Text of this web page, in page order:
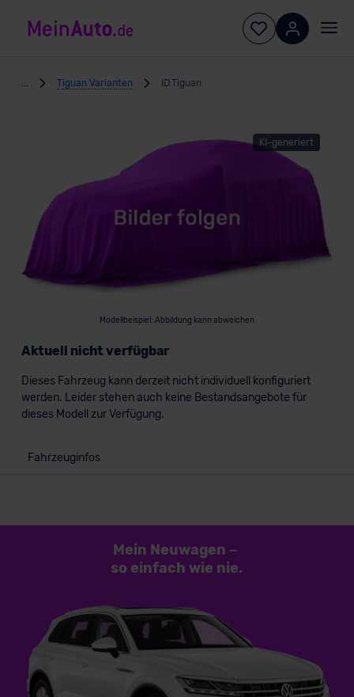
Tiguan Varianten ID.Tiguan
KI-generiert
Modellbeispiel: Abbildung kann abweichen
Aktuell nicht verfügbar
Dieses Fahrzeug kann derzeit nicht individuell konfiguriert
werden. Leider stehen auch keine Bestandsangebote für
dieses Modell zur Verfügung.
Fahrzeuginfos
Mein Neuwagen –
so einfach wie nie.